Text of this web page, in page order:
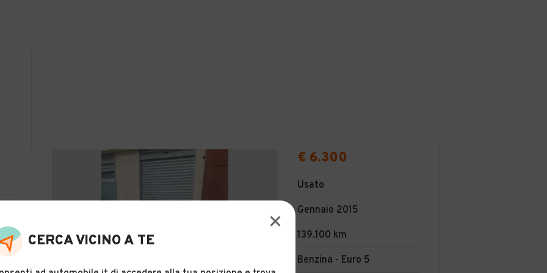
€ 6.300
Usato
Gennaio 2015
139.100 km
Benzina - Euro 5
CERCA VICINO A TE